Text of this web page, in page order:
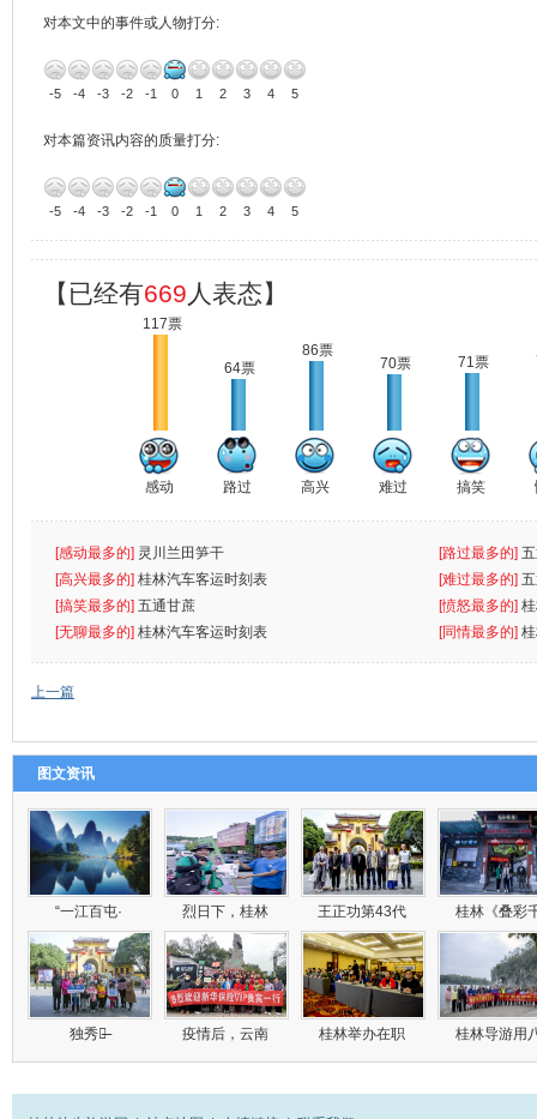
对本文中的事件或人物打分:
-5 -4 -3 -2 -1 0 1 2 3 4 5
对本篇资讯内容的质量打分:
-5 -4 -3 -2 -1 0 1 2 3 4 5
【已经有669 人表态】
117票
感动
64票
路过
86票
高兴
70票
难过
71票
搞笑
[感动最多的] 灵川兰田笋干 [路过最多的]
[高兴最多的] 桂林汽车客运时刻表 [难过最多的]
[搞笑最多的] 五通甘蔗 [愤怒最多的]
[无聊最多的] 桂林汽车客运时刻表 [同情最多的]
上一篇
图文资讯
“一江百屯· 烈日下，桂林 王正功第43代 桂林《叠彩
独秀峰̶ 疫情后，云南 桂林举办在职 桂林导游用